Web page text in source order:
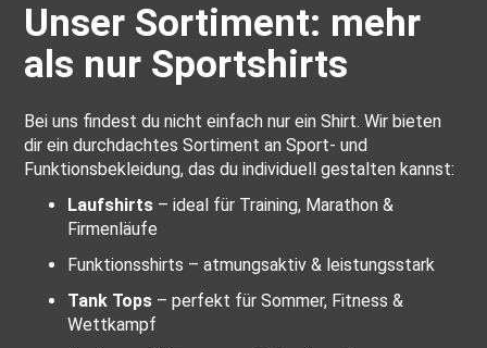
Unser Sortiment: mehr
als nur Sportshirts
Bei uns findest du nicht einfach nur ein Shirt. Wir bieten
dir ein durchdachtes Sortiment an Sport- und
Funktionsbekleidung, das du individuell gestalten kannst:
Laufshirts – ideal für Training, Marathon &
Firmenläufe
Funktionsshirts – atmungsaktiv & leistungsstark
Tank Tops – perfekt für Sommer, Fitness &
Wettkampf